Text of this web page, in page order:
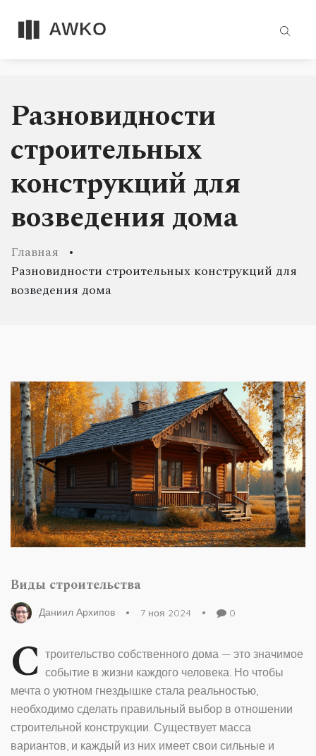
Разновидности
строительных
конструкций для
возведения дома
Главная
Разновидности строительных конструкций для
возведения дома
Виды строительства
Даниил Архипов 7 ноя 2024 0
С троительство собственного дома — это значимое
событие в жизни каждого человека. Но чтобы
мечта о уютном гнездышке стала реальностью,
необходимо сделать правильный выбор в отношении
строительной конструкции. Существует масса
вариантов, и каждый из них имеет свои сильные и